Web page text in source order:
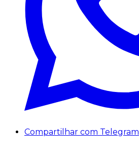
Compartilhar com Telegram